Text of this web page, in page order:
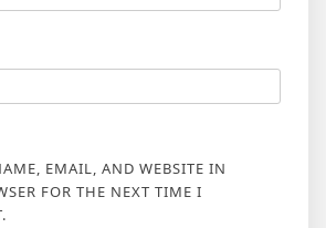
EMAIL, AND WEBSITE IN
FOR THE NEXT TIME I